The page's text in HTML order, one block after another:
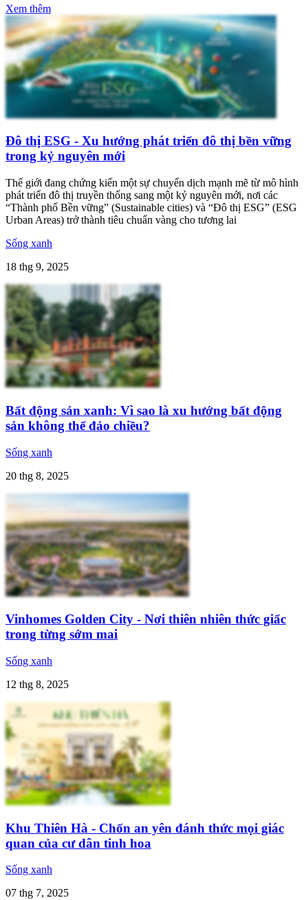
Xem thêm
Đô thị ESG - Xu hướng phát triển đô thị bền vững
trong kỷ nguyên mới
Thế giới đang chứng kiến một sự chuyển dịch mạnh mẽ từ mô hình
phát triển đô thị truyền thống sang một kỷ nguyên mới, nơi các
“Thành phố Bền vững” (Sustainable cities) và “Đô thị ESG” (ESG
Urban Areas) trở thành tiêu chuẩn vàng cho tương lai
Sống xanh
18 thg 9, 2025
Bất động sản xanh: Vì sao là xu hướng bất động
sản không thể đảo chiều?
Sống xanh
20 thg 8, 2025
Vinhomes Golden City - Nơi thiên nhiên thức giấc
trong từng sớm mai
Sống xanh
12 thg 8, 2025
Khu Thiên Hà - Chốn an yên đánh thức mọi giác
quan của cư dân tinh hoa
Sống xanh
07 thg 7, 2025